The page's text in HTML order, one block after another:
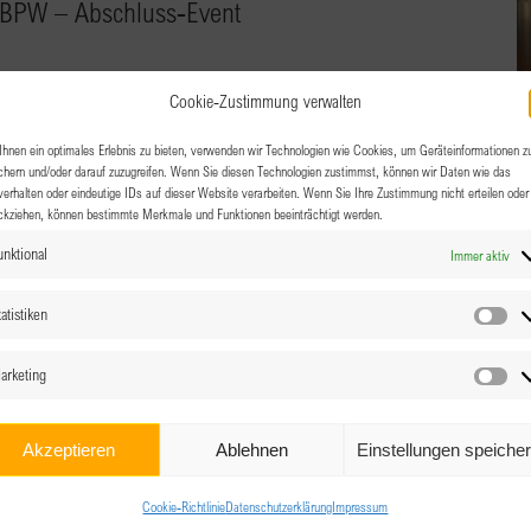
Cookie-Zustimmung verwalten
ein optimales Erlebnis zu bieten, verwenden wir Technologien wie Cookies, um Geräteinformationen
und/oder darauf zuzugreifen. Wenn Sie diesen Technologien zustimmst, können wir Daten wie das
oder eindeutige IDs auf dieser Website verarbeiten. Wenn Sie Ihre Zustimmung nicht erteilen oder
können bestimmte Merkmale und Funktionen beeinträchtigt werden.
Immer aktiv
Akzeptieren Ablehnen Einstellungen
Cookie-RichtlinieDatenschutzerklärungImpressum
– Abschluss-Event
mit uns. Wir freuen uns darauf zu erfahren,
erreicht habt.